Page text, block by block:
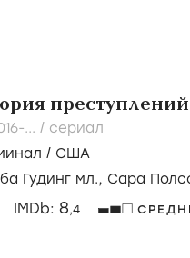
преступлений
... / сериал
/ США
Гудинг мл., Сара
IMDb: 8,4